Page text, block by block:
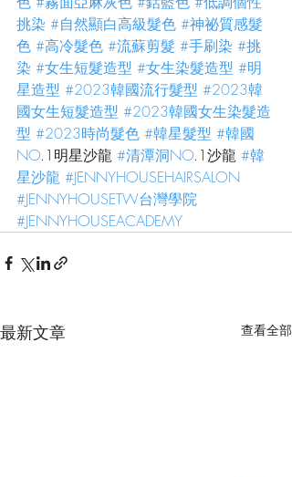
挑染 #自然顯白高級髮色 #神祕質感髮
色 #高冷髮色 #流蘇剪髮 #手刷染 #挑
染 #女生短髮造型 #女生染髮造型 #明
星造型 #2023韓國流行髮型 #2023韓
國女生短髮造型 #2023韓國女生染髮造
型 #2023時尚髮色 #韓星髮型 #韓國
NO.1明星沙龍 #清潭洞NO.1沙龍 #韓
星沙龍 #JENNYHOUSEHAIRSALON
#JENNYHOUSETW台灣學院
#JENNYHOUSEACADEMY
最新文章 查看全部